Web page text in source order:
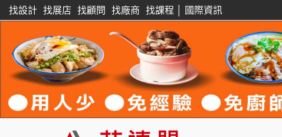
找設計 找展店 找顧問 找廠商 找課程 國際資訊